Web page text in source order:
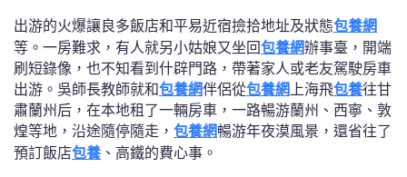
出游的火爆讓良多飯店和平易近宿撿拾地址及狀態包養網
等。一房難求，有人就另小姑娘又坐回包養網辦事臺，開端
刷短錄像，也不知看到什辟門路，帶著家人或老友駕駛房車
出游。吳師長教師就和包養網伴侶從包養網上海飛包養往甘
肅蘭州后，在本地租了一輛房車，一路暢游蘭州、西寧、敦
煌等地，沿途隨停隨走， 包養網暢游年夜漠風景，還省往了
預訂飯店包養 、高鐵的費心事。